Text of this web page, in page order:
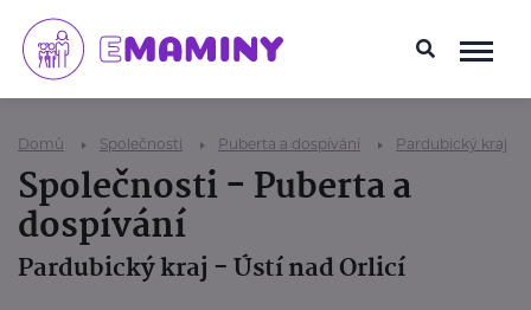
Domů Společnosti Puberta a dospívání Pardubický kraj
Společnosti - Puberta a
dospívání
Pardubický kraj - Ústí nad Orlicí